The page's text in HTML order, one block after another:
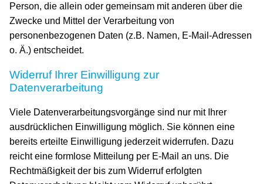
Person, die allein oder gemeinsam mit anderen über die
Zwecke und Mittel der Verarbeitung von
personenbezogenen Daten (z.B. Namen, E-Mail-Adressen
o. Ä.) entscheidet.
Widerruf Ihrer Einwilligung zur
Datenverarbeitung
Viele Datenverarbeitungsvorgänge sind nur mit Ihrer
ausdrücklichen Einwilligung möglich. Sie können eine
bereits erteilte Einwilligung jederzeit widerrufen. Dazu
reicht eine formlose Mitteilung per E-Mail an uns. Die
Rechtmäßigkeit der bis zum Widerruf erfolgten